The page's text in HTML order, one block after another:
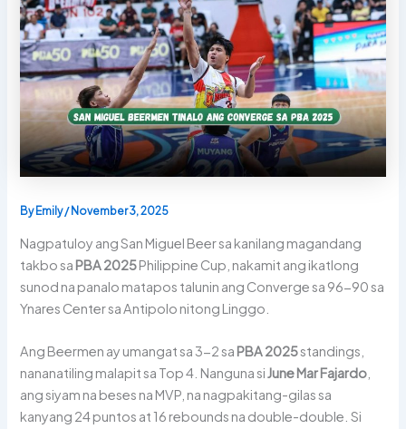
By Emily/ November 3, 2025
Nagpatuloy ang San Miguel Beer sa kanilang magandang
takbo sa PBA 2025Philippine Cup, nakamit ang ikatlong
sunod na panalo matapos talunin ang Converge sa 96-90 sa
Ynares Center sa Antipolo nitong Linggo.
Ang Beermen ay umangat sa 3-2 sa PBA 2025standings,
nananatiling malapit sa Top 4. Nanguna siJune Mar Fajardo
ang siyam na beses na MVP, na nagpakitang-gilas sa
kanyang 24 puntos at 16 rebounds na double-double. Si